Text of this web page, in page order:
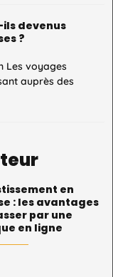
devenus
?
Les voyages
auprès des
en
: les avantages
par une
en ligne